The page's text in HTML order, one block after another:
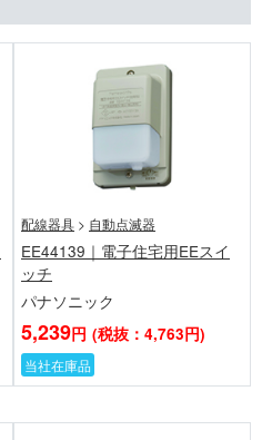
配線器具 > 自動点滅器
EE44139｜電子住宅用EEスイ
ッチ
パナソニック
5,239円 (税抜：4,763円)
当社在庫品